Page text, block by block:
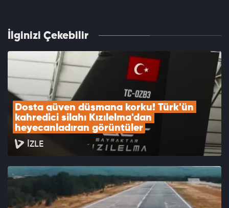
İlginizi Çekebilir
Dosta güven düşmana korku! Türk'ün
kahredici silahı Kızılelma'dan
heyecanladıran görüntüler
İZLE